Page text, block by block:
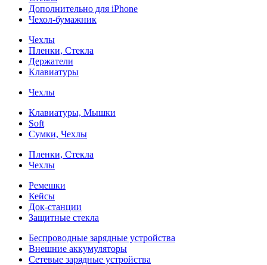
Дополнительно для iPhone
Чехол-бумажник
Чехлы
Пленки, Стекла
Держатели
Клавиатуры
Чехлы
Клавиатуры, Мышки
Soft
Сумки, Чехлы
Пленки, Стекла
Чехлы
Ремешки
Кейсы
Док-станции
Защитные стекла
Беспроводные зарядные устройства
Внешние аккумуляторы
Сетевые зарядные устройства